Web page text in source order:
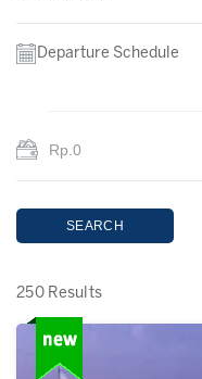
Departure Schedule
SEARCH
250 Results